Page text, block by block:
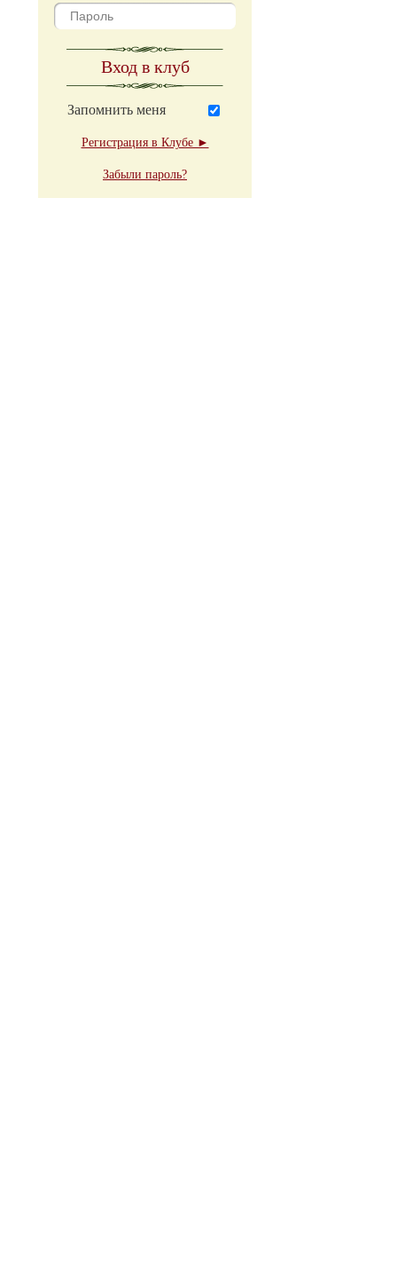
Вход в клуб
Запомнить меня
Регистрация в Клубе ►
Забыли пароль?